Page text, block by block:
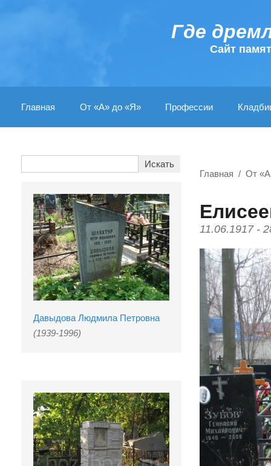
Где
Cайт
Главная От «А» до «Я» Профессии
Давыдова Людмила Петровна
(1939-1996)
Главная От
11.06.1917 -